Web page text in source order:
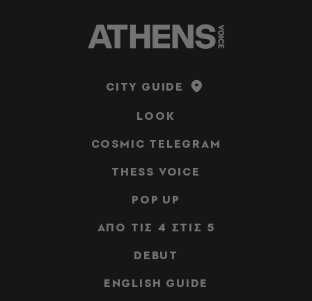
CITY GUIDE
LOOK
COSMIC TELEGRAM
THESS VOICE
POP UP
ΑΠΟ ΤΙΣ 4 ΣΤΙΣ 5
DEBUT
ENGLISH GUIDE